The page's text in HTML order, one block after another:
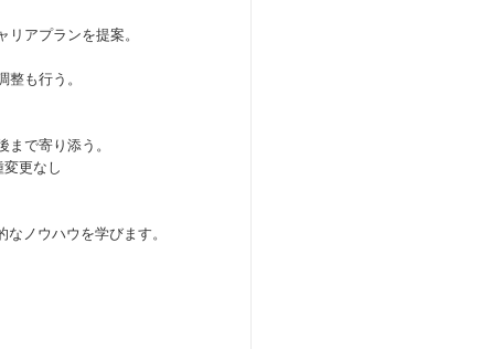
アプランを提案。
も行う。
で寄り添う。
更なし
ノウハウを学びます。